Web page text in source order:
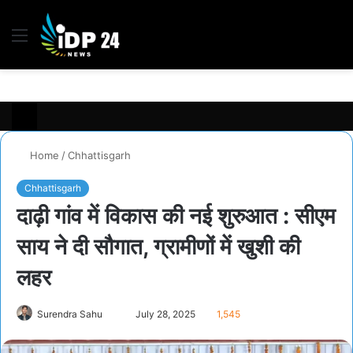
Menu
Home /Chhattisgarh
Chhattisgarh
दाढ़ी गांव में विकास की नई शुरुआत : सीएम
साय ने दी सौगात, ग्रामीणों में खुशी की
लहर
Surendra Sahu July 28, 2025 1,545